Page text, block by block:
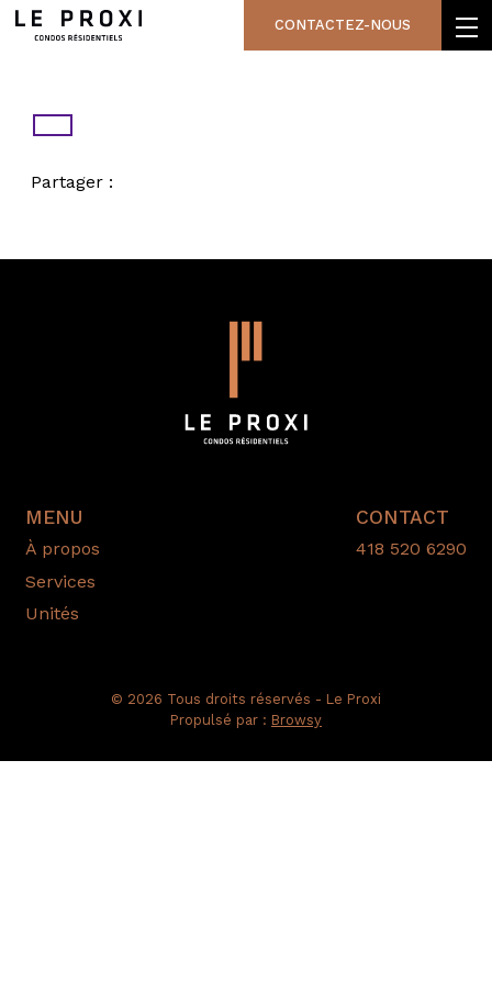
CONTACTEZ-NOUS
Partager :
MENU
À propos
Services
Unités
CONTACT
418 520 6290
© 2026 Tous droits réservés - Le Proxi
Propulsé par : Browsy